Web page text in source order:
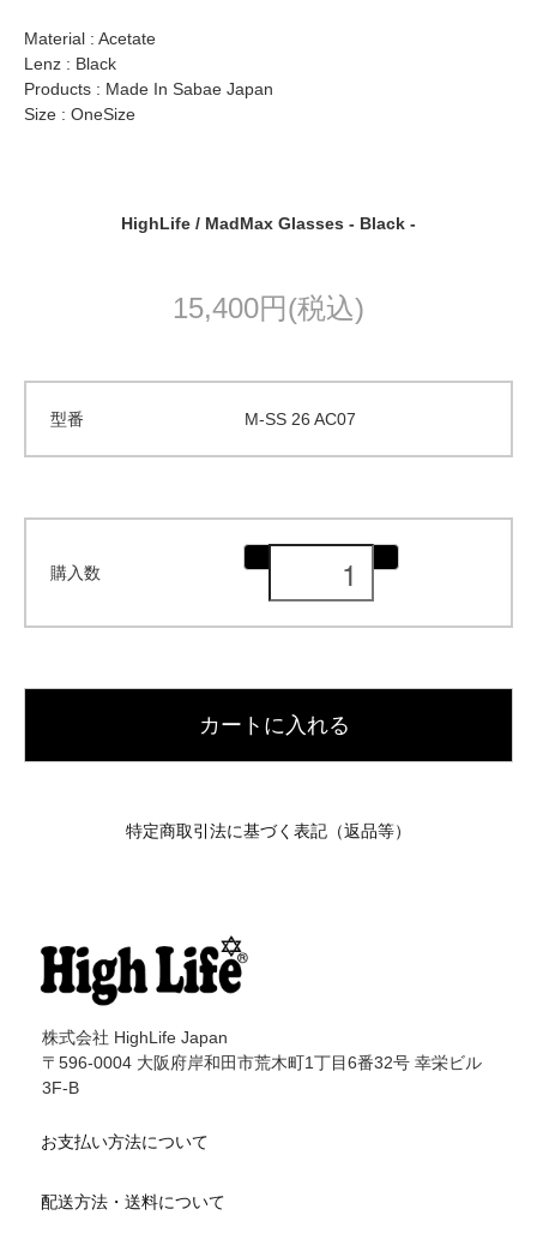
Material : Acetate
Lenz : Black
Products : Made In Sabae Japan
Size : OneSize
HighLife / MadMax Glasses - Black -
15,400円(税込)
型番 M-SS 26 AC07
購入数
カートに入れる
特定商取引法に基づく表記（返品等）
株式会社 HighLife Japan
〒596-0004 大阪府岸和田市荒木町1丁目6番32号 幸栄ビル
3F-B
お支払い方法について
配送方法・送料について